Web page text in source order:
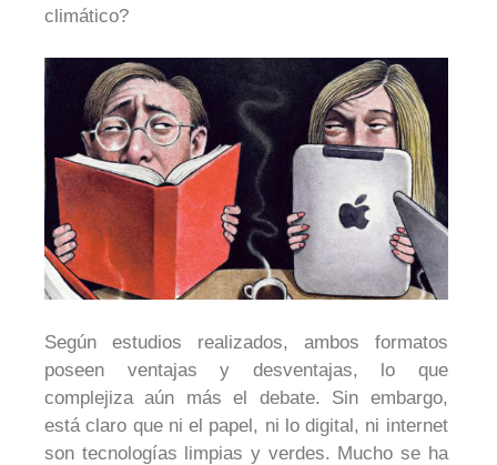
climático?
Según estudios realizados, ambos formatos
poseen ventajas y desventajas, lo que
complejiza aún más el debate. Sin embargo,
está claro que ni el papel, ni lo digital, ni internet
son tecnologías limpias y verdes. Mucho se ha